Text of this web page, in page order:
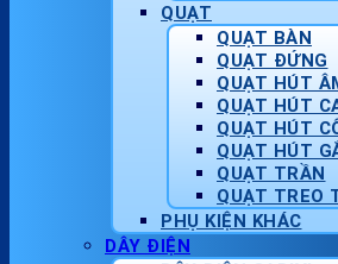
QUẠT
QUẠT BÀN
QUẠT ĐỨNG
QUẠT HÚT
QUẠT HÚT
QUẠT HÚT
QUẠT HÚT
QUẠT TRẦN
QUẠT TREO
PHỤ KIỆN KHÁC
DÂY ĐIỆN